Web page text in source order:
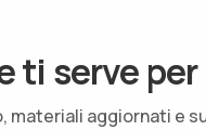
ti serve
materiali aggiornati e